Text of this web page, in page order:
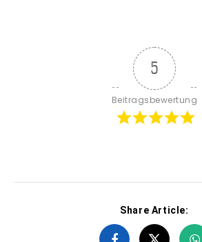
5
Beitragsbewertung
Share Article: